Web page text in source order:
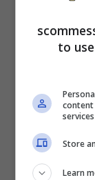
to
content
Store
Learn